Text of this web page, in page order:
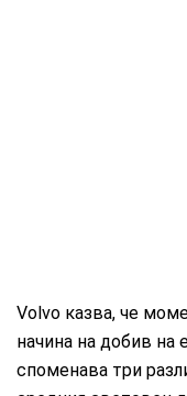
Volvo казва, че
начина на добив на
споменава три